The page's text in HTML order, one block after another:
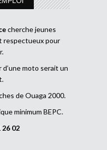
cherche jeunes
respectueux pour
moto serait un
de Ouaga 2000.
minimum BEPC.
26 02